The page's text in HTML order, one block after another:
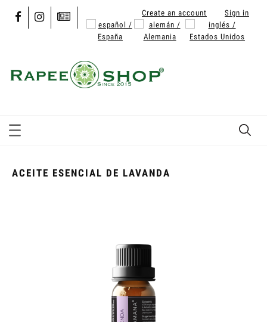
Create an account Sign in
ACEITE ESENCIAL DE LAVANDA